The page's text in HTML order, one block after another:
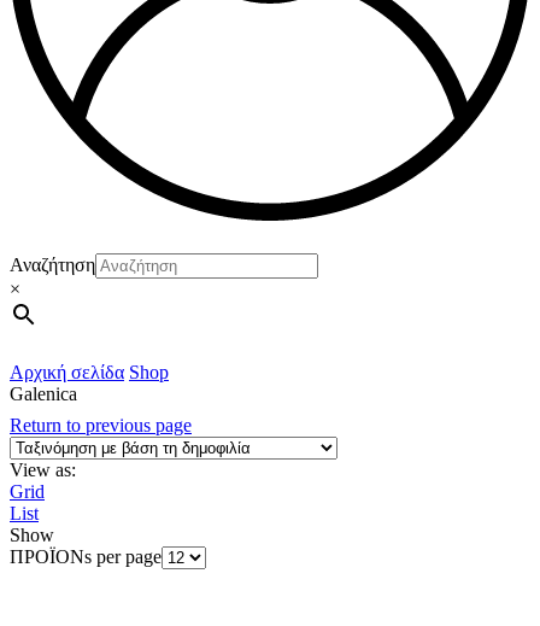
Αναζήτηση
×
Αρχική σελίδα Shop
Galenica
Return to previous page
View as:
Grid
List
Show
ΠΡΟΪΟΝs per page